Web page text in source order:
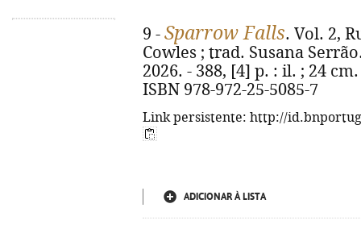
9 - Sparrow Falls. Vol. 2,
Cowles ; trad. Susana
2026. - 388, [4] p. : il. ; 24
ISBN 978-972-25-5085-7
Link persistente: http://
ADICIONAR À LISTA